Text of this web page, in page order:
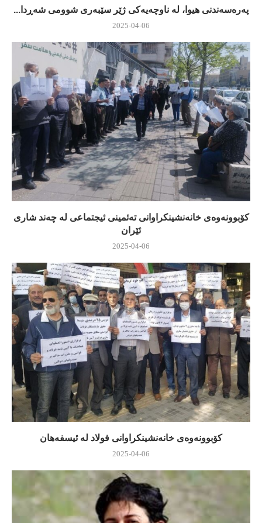
پەرەسەندنی هیوا، لە ناوچەیەکی ژێر سێبەری شوومی شەڕدا...
2025-04-06
كۆبوونه‌وه‌ی خانه‌نشینكراوانی ته‌ئمینی ئیجتماعی له‌ چه‌ند شاری
ئێران
2025-04-06
كۆبوونه‌وه‌ی خانه‌نشینكراوانی فولاد له‌ ئیسفه‌هان
2025-04-06